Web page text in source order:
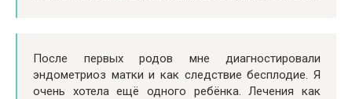
После первых родов мне диагностировали
эндометриоз матки и как следствие бесплодие. Я
очень хотела ещё одного ребёнка. Лечения как